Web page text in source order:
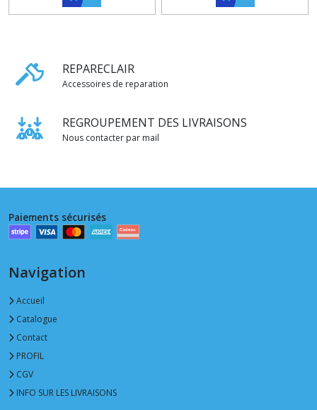
REPARECLAIR
Accessoires de reparation
REGROUPEMENT DES LIVRAISONS
Nous contacter par mail
Paiements sécurisés
Navigation
Accueil
Catalogue
Contact
PROFIL
CGV
INFO SUR LES LIVRAISONS